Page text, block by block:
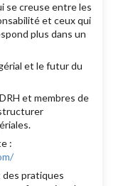
se creuse entre les
et ceux qui
plus dans un
et le futur du
et membres de
:
des pratiques